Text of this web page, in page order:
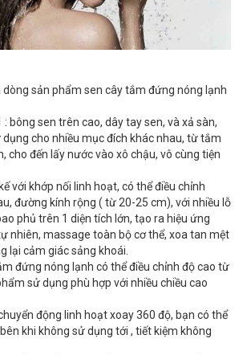
sản phẩm sen cây tắm đứng nóng lạnh
: bông sen trên cao, dây tay sen, và xả sàn,
cho nhiều mục đích khác nhau, từ tắm
cho đến lấy nước vào xô chậu, vô cùng tiện
với khớp nối linh hoạt, có thể điều chỉnh
đường kính rộng ( từ 20-25 cm), với nhiều lỗ
phủ trên 1 diện tích lớn, tạo ra hiệu ứng
nhiên, massage toàn bộ cơ thể, xoa tan mệt
lại cảm giác sảng khoái.
đứng nóng lạnh có thể điều chỉnh độ cao từ
sử dụng phù hợp với nhiều chiều cao
động linh hoạt xoay 360 độ, bạn có thể
khi không sử dụng tới , tiết kiệm không